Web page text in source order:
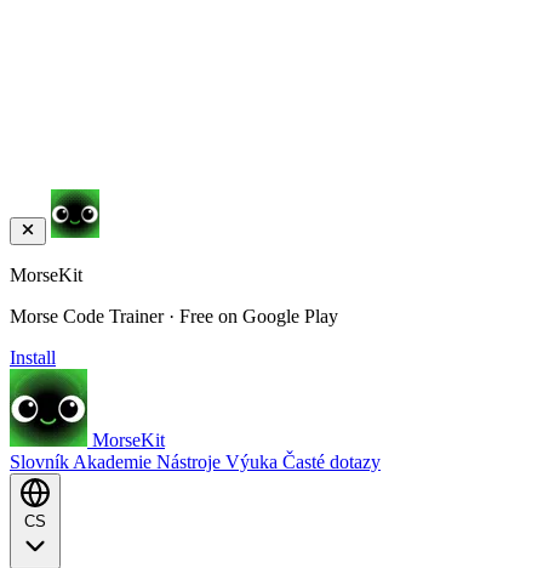
MorseKit
Morse Code Trainer · Free on Google Play
Install
MorseKit
Slovník Akademie Nástroje Výuka Časté dotazy